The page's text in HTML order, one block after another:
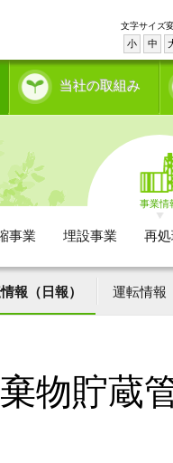
文字サイズ
小 中
当社の取組み
事業情
事業 埋設事業 再
報（日報） 運転情報
物貯蔵